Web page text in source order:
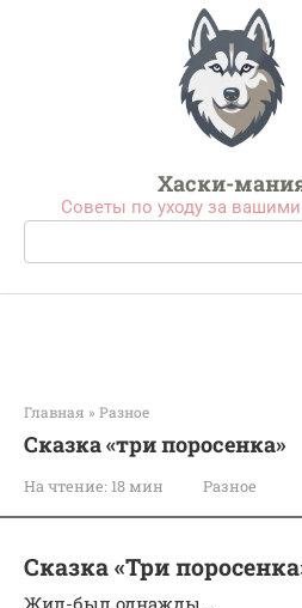
Хаски-
Советы по уходу за
Поиск:
Главная » Разное
Сказка «три поросенка»
На чтение: 18 мин Разное
Сказка «Три
Жил-был однажды…